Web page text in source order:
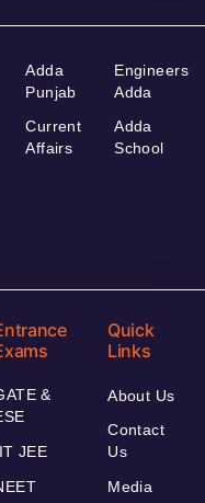
Adda
Punjab
Current
Affairs
Engineers
Adda
Adda
School
&
JEE
Quick
Links
About Us
Contact
Us
Media